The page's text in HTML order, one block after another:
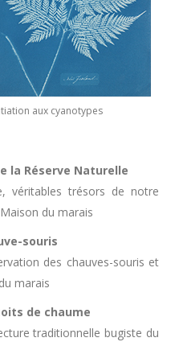
aux cyanotypes
la Réserve Naturelle
véritables trésors de notre
du marais
souris
des chauves-souris et
marais
de chaume
traditionnelle bugiste du